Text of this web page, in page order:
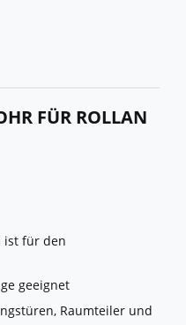
FÜR ROLLAN
ist für den
geeignet
Raumteiler und